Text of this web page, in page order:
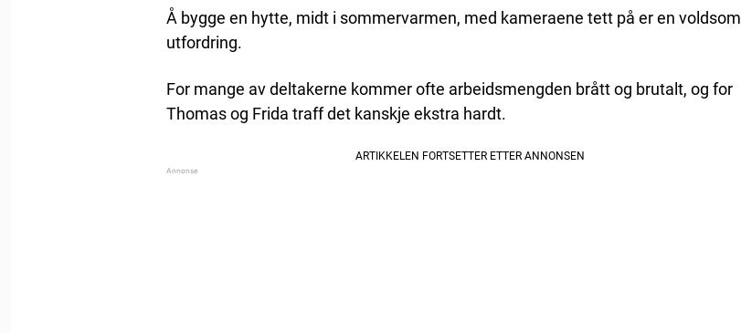
Å bygge en hytte, midt i sommervarmen, med kameraene tett på er en voldsom
utfordring.
For mange av deltakerne kommer ofte arbeidsmengden brått og brutalt, og for
Thomas og Frida traff det kanskje ekstra hardt.